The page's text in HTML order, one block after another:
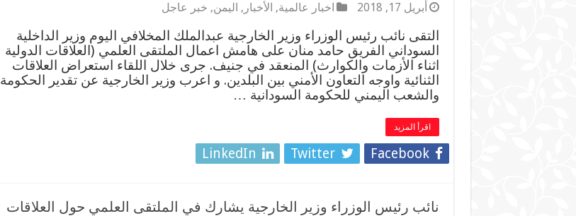
أبريل 17, 2018 اخبار عالمية, الأخبار , اليمن, خبر عاجل
التقى نائب رئيس الوزراء وزير الخارجية عبدالملك المخلافي اليوم وزير الداخلية
السوداني الفريق حامد منان على هامش اعمال الملتقى العلمي (العلاقات الدولية
اثناء الأزمات والكوارث) المنعقد في جنيف. جرى خلال اللقاء استعراض العلاقات
الثنائية واوجه التعاون الأمني بين البلدين. و اعرب وزير الخارجية عن تقدير الحكومة
والشعب اليمني للحكومة السودانية …
اقرأ المزيد
Facebook
Twitter
LinkedIn
نائب رئيس الوزراء وزير الخارجية يشارك في الملتقى العلمي حول العلاقات